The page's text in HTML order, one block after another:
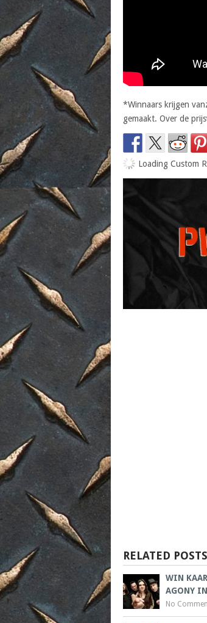
*Winnaars krijgen
gemaakt. Over de
Loading Custom
RELATED POSTS
WIN
AGONY
No